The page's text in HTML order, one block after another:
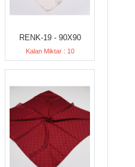
RENK-19 - 90X90
Kalan Miktar : 10